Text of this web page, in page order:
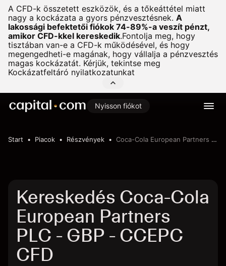
A CFD-k összetett eszközök, és a tőkeáttétel miatt
nagy a kockázata a gyors pénzvesztésnek. A
lakossági befektetői fiókok 74-89%-a veszít pénzt,
amikor CFD-kkel kereskedik.Fontolja meg, hogy
tisztában van-e a CFD-k működésével, és hogy
megengedheti-e magának, hogy vállalja a pénzvesztés
magas kockázatát. Kérjük, tekintse meg
Kockázatfeltáró nyilatkozatunkat
Nyisson fiókot
Start Piacok Részvények Coca-Cola European Partners PLC - GBP
Kereskedés Coca-Cola
European Partners
PLC - GBP - CCEPC
CFD